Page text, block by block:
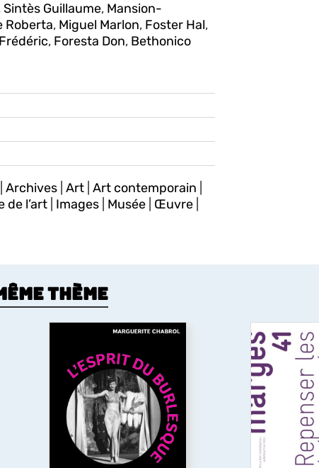
Sintès Guillaume, Mansion-
Roberta, Miguel Marlon, Foster Hal,
, Foresta Don, Bethonico
Archives| Art| Art contemporain
de l’art| Images| Musée| Œuvre|
thème
L’Esprit du burlesque
L’ouvrage revisite l’âge d’or
du film musical américain du
XXe siècle en y cherchant
l’héritage du théâtre
burlesquequi se trouve aux
Repenser
entre
Ce
relations
institutions,
tensions